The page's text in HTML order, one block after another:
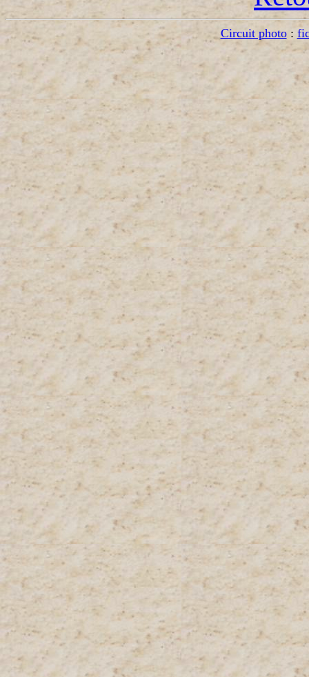
Circuit photo: